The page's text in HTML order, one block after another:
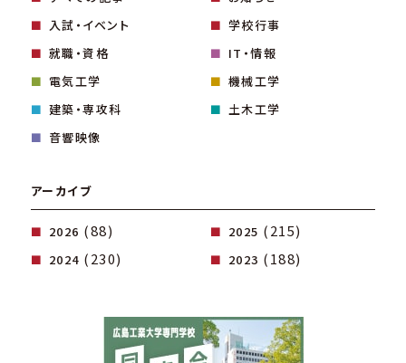
入試・イベント
学校行事
就職・資格
IT・情報
電気工学
機械工学
建築・専攻科
土木工学
音響映像
アーカイブ
2026 (88) 2025 (215)
2024 (230) 2023 (188)